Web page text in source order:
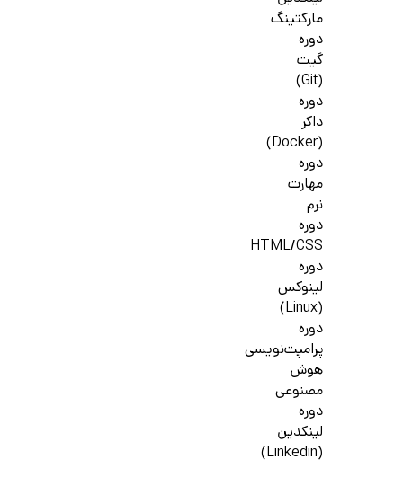
مارکتینگ
دوره
گیت
(Git)
دوره
داکر
(Docker)
دوره
مهارت
نرم
دوره
HTML/CSS
دوره
لینوکس
(Linux)
دوره
پرامپت‌نویسی
هوش
مصنوعی
دوره
لینکدین
(Linkedin)